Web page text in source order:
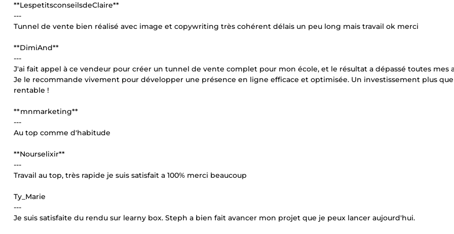
**LespetitsconseilsdeClaire**
---
Tunnel de vente bien réalisé avec image et copywriting très cohérent délais un peu long mais travail ok merci
**DimiAnd**
---
J'ai fait appel à ce vendeur pour créer un tunnel de vente complet pour mon école, et le résultat a dépassé toutes mes
Je le recommande vivement pour développer une présence en ligne efficace et optimisée. Un investissement plus que
rentable !
**mnmarketing**
---
Au top comme d'habitude
**Nourselixir**
---
Travail au top, très rapide je suis satisfait a 100% merci beaucoup
Ty_Marie
---
Je suis satisfaite du rendu sur learny box. Steph a bien fait avancer mon projet que je peux lancer aujourd'hui.